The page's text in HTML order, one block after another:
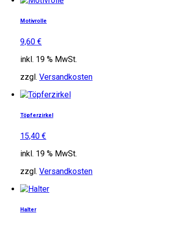
Motivrolle
9,60 €
inkl. 19 % MwSt.
zzgl. Versandkosten
Töpferzirkel
15,40 €
inkl. 19 % MwSt.
zzgl. Versandkosten
Halter